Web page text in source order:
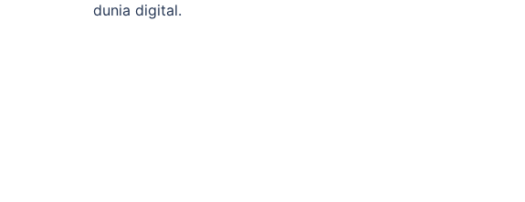
dunia digital.